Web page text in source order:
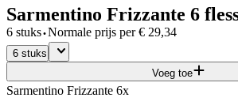
Sarmentino Frizzante 6
6 stuks·Normale prijs per € 29,34
6 stuks
Voeg toe
Sarmentino Frizzante 6x